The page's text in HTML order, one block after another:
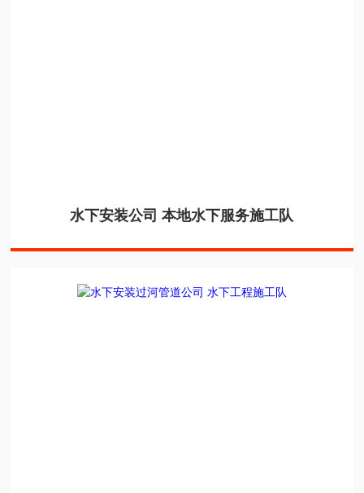
水下安装公司 本地水下服务施工队